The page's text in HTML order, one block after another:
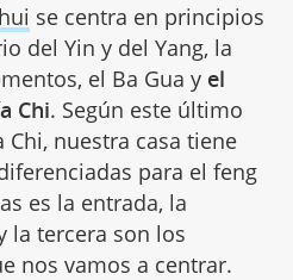
se centra en principios
del Yin y del Yang, la
el Ba Gua y el
Chi. Según este último
nuestra casa tiene
para el feng
es la entrada, la
la tercera son los
nos vamos a centrar.